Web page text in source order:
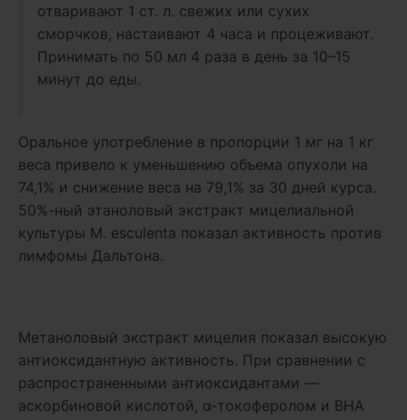
отваривают 1 ст. л. свежих или сухих
сморчков, настаивают 4 часа и процеживают.
Принимать по 50 мл 4 раза в день за 10–15
минут до еды.
Оральное употребление в пропорции 1 мг на 1 кг
веса привело к уменьшению объема опухоли на
74,1% и снижение веса на 79,1% за 30 дней курса.
50%-ный этаноловый экстракт мицелиальной
культуры M. esculenta показал активность против
лимфомы Дальтона.
Метаноловый экстракт мицелия показал высокую
антиоксидантную активность. При сравнении с
распространенными антиоксидантами —
аскорбиновой кислотой, α-токоферолом и BHA